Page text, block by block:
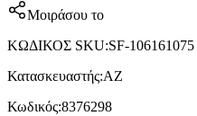
Μοιράσου το
ΚΩΔΙΚΟΣ SKU:SF-106161075
Κατασκευαστής:AZ
Κωδικός:8376298